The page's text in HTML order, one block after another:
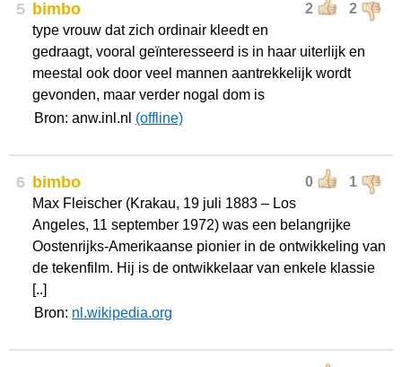
5 2 2
bimbo
type vrouw dat zich ordinair kleedt en
gedraagt, vooral geïnteresseerd is in haar uiterlijk en
meestal ook door veel mannen aantrekkelijk wordt
gevonden, maar verder nogal dom is
Bron: anw.inl.nl (offline)
6 0 1
bimbo
Max Fleischer (Krakau, 19 juli 1883 – Los
Angeles, 11 september 1972) was een belangrijke
Oostenrijks-Amerikaanse pionier in de ontwikkeling van
de tekenfilm. Hij is de ontwikkelaar van enkele klassie
[..]
Bron: nl.wikipedia.org